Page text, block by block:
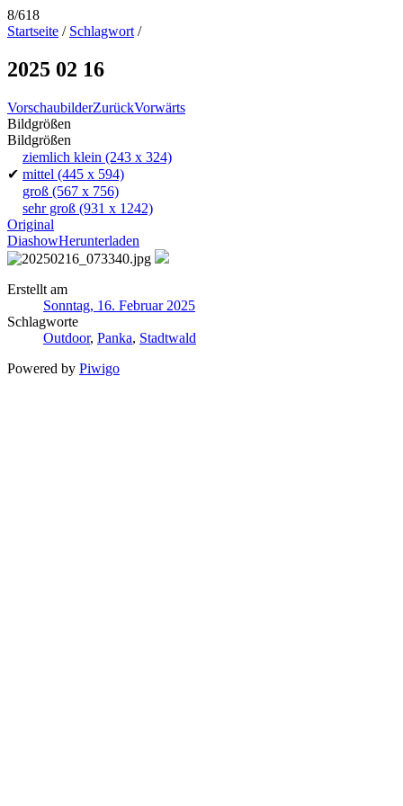
8/618
Startseite / Schlagwort /
2025 02 16
VorschaubilderZurückVorwärts
Bildgrößen
Bildgrößen
ziemlich klein (243 x 324)
✔ mittel (445 x 594)
groß (567 x 756)
sehr groß (931 x 1242)
Original
DiashowHerunterladen
Erstellt am
Sonntag, 16. Februar 2025
Schlagworte
Outdoor, Panka, Stadtwald
Powered by Piwigo